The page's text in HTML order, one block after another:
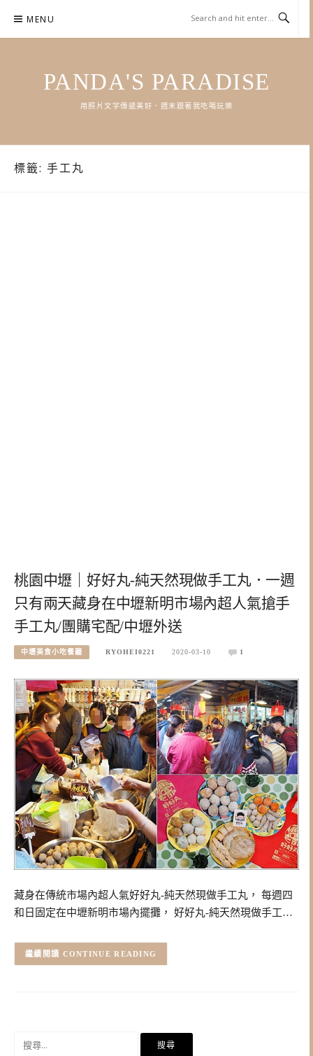
content
MENU
PANDA'S PARADISE
用照片文字傳遞美好．週末跟著我吃喝玩樂
標籤: 手工丸
桃園中壢｜好好丸-純天然現做手工丸．一週
只有兩天藏身在中壢新明市場內超人氣搶手
手工丸/團購宅配/中壢外送
中壢美食小吃餐廳 RYOHEI0221 2020-03-10 1
藏身在傳統市場內超人氣好好丸-純天然現做手工丸， 每週四
和日固定在中壢新明市場內擺攤， 好好丸-純天然現做手工…
CONTINUE READING